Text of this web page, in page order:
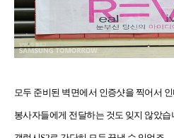
모두 준비된 벽면에서 인증샷을 찍어서
봉사자들에게 전달하는 것도 잊지 않았습